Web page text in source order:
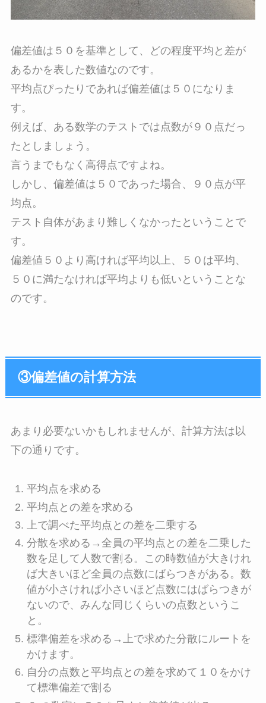
偏差値は５０を基準として、どの程度平均と差が
あるかを表した数値なのです。
平均点ぴったりであれば偏差値は５０になりま
す。
例えば、ある数学のテストでは点数が９０点だっ
たとしましょう。
言うまでもなく高得点ですよね。
しかし、偏差値は５０であった場合、９０点が平
均点。
テスト自体があまり難しくなかったということで
す。
偏差値５０より高ければ平均以上、５０は平均、
５０に満たなければ平均よりも低いということな
のです。
③偏差値の計算方法
あまり必要ないかもしれませんが、計算方法は以
下の通りです。
平均点を求める
平均点との差を求める
上で調べた平均点との差を二乗する
分散を求める→全員の平均点との差を二乗した
数を足して人数で割る。この時数値が大きけれ
ば大きいほど全員の点数にばらつきがある。数
値が小さければ小さいほど点数にはばらつきが
ないので、みんな同じくらいの点数というこ
と。
標準偏差を求める→上で求めた分散にルートを
かけます。
自分の点数と平均点との差を求めて１０をかけ
て標準偏差で割る